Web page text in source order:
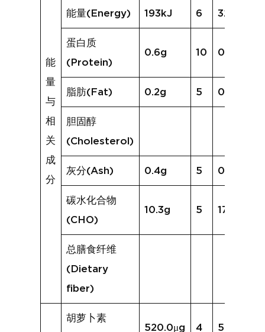
能
量
与
相
关
成
分
能量(Energy) 193kJ 6 321kJ
蛋白质
(Protein)
0.6g 10 0.8g
脂肪(Fat) 0.2g 5 0.3g
胆固醇
(Cholesterol)
灰分(Ash) 0.4g 5 0.4g
碳水化合物
(CHO)
10.3g 5 17.5g
总膳食纤维
(Dietary
fiber)
胡萝卜素
520.0μg 4 581.4μg